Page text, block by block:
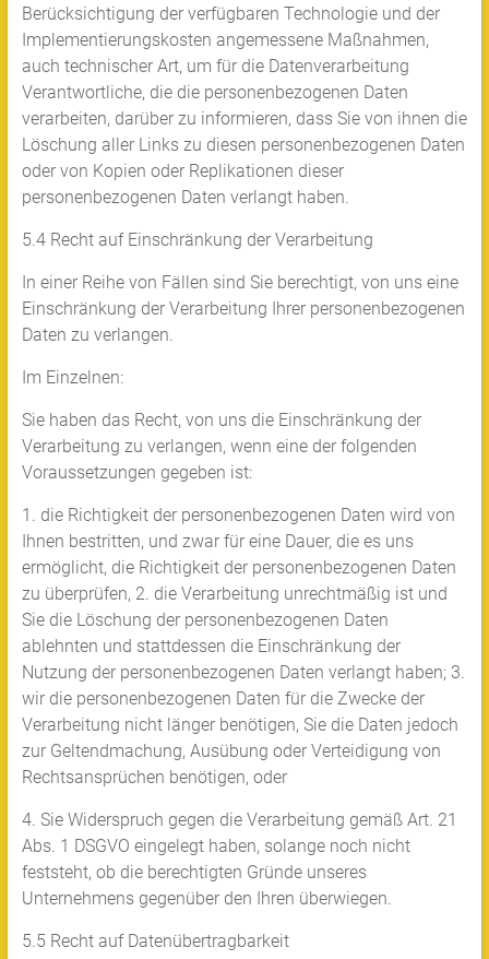
Berücksichtigung der verfügbaren Technologie und der
Implementierungskosten angemessene Maßnahmen,
auch technischer Art, um für die Datenverarbeitung
Verantwortliche, die die personenbezogenen Daten
verarbeiten, darüber zu informieren, dass Sie von ihnen die
Löschung aller Links zu diesen personenbezogenen Daten
oder von Kopien oder Replikationen dieser
personenbezogenen Daten verlangt haben.
5.4 Recht auf Einschränkung der Verarbeitung
In einer Reihe von Fällen sind Sie berechtigt, von uns eine
Einschränkung der Verarbeitung Ihrer personenbezogenen
Daten zu verlangen.
Im Einzelnen:
Sie haben das Recht, von uns die Einschränkung der
Verarbeitung zu verlangen, wenn eine der folgenden
Voraussetzungen gegeben ist:
1. die Richtigkeit der personenbezogenen Daten wird von
Ihnen bestritten, und zwar für eine Dauer, die es uns
ermöglicht, die Richtigkeit der personenbezogenen Daten
zu überprüfen, 2. die Verarbeitung unrechtmäßig ist und
Sie die Löschung der personenbezogenen Daten
ablehnten und stattdessen die Einschränkung der
Nutzung der personenbezogenen Daten verlangt haben; 3.
wir die personenbezogenen Daten für die Zwecke der
Verarbeitung nicht länger benötigen, Sie die Daten jedoch
zur Geltendmachung, Ausübung oder Verteidigung von
Rechtsansprüchen benötigen, oder
4. Sie Widerspruch gegen die Verarbeitung gemäß Art. 21
Abs. 1 DSGVO eingelegt haben, solange noch nicht
feststeht, ob die berechtigten Gründe unseres
Unternehmens gegenüber den Ihren überwiegen.
5.5 Recht auf Datenübertragbarkeit